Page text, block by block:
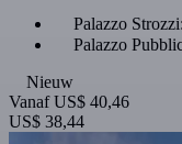
Palazzo
Palazzo
Nieuw
Vanaf US$ 40,46
US$ 38,44